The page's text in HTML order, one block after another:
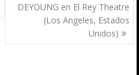
DEYOUNG en El Rey Theatre
(Los Angeles, Estados
Unidos)